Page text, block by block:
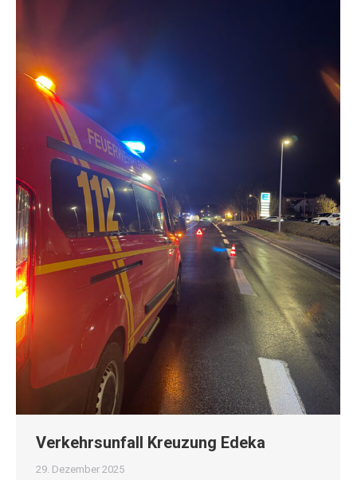
Verkehrsunfall Kreuzung Edeka
29. Dezember 2025